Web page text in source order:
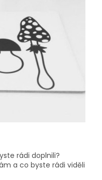
rádi doplnili?
a co byste rádi viděli